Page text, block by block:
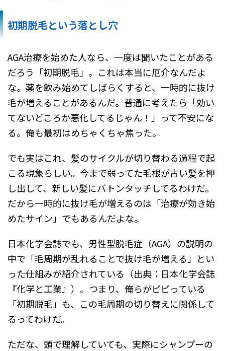
初期脱毛という落とし穴
AGA治療を始めた人なら、一度は聞いたことがある
だろう「初期脱毛」。これは本当に厄介なんだよ
な。薬を飲み始めてしばらくすると、一時的に抜け
毛が増えることがあるんだ。普通に考えたら「効い
てないどころか悪化してるじゃん！」って不安にな
る。俺も最初はめちゃくちゃ焦った。
でも実はこれ、髪のサイクルが切り替わる過程で起
こる現象らしい。今まで弱ってた毛根が古い髪を押
し出して、新しい髪にバトンタッチしてるわけだ。
だから一時的に抜け毛が増えるのは「治療が効き始
めたサイン」でもあるんだよな。
日本化学会誌でも、男性型脱毛症（AGA）の説明の
中で「毛周期が乱れることで抜け毛が増える」とい
った仕組みが紹介されている（出典：日本化学会誌
『化学と工業』）。つまり、俺らがビビっている
「初期脱毛」も、この毛周期の切り替えに関係して
るってわけだ。
ただな、頭で理解していても、実際にシャンプーの